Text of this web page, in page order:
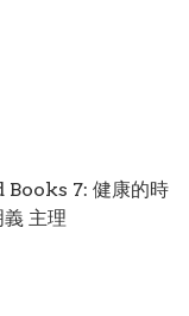
Books 7: 健康的時
義 主理